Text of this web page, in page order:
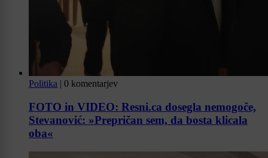
Politika | 0 komentarjev
FOTO in VIDEO: Resni.ca dosegla nemogoče,
Stevanović: »Prepričan sem, da bosta klicala
oba«